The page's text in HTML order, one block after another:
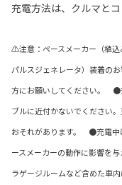
充電方法は、クルマと
⚠注意：ペースメーカー（植
パルスジェネレータ）装着の
方にお願いしてください。 ●
ブルに近付かないでください
おそれがあります。 ●充電中
ースメーカーの動作に影響を
ラゲージルームなど含めた車